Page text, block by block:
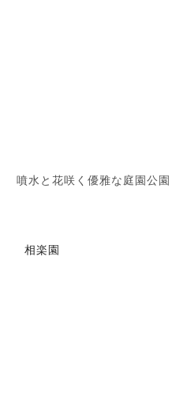
噴水と花咲く優雅な庭園公園
相楽園